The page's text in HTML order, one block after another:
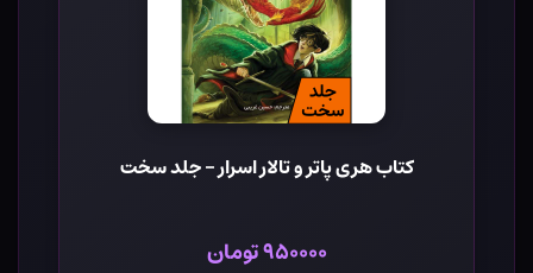
کتاب هری پاتر و تالار اسرار - جلد سخت
۹۵۰۰۰۰ تومان